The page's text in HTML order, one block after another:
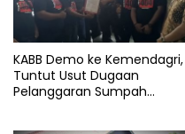
Polres
Polsek
KABB Demo ke Kemendagri,
Tuntut Usut Dugaan
Pelanggaran Sumpah